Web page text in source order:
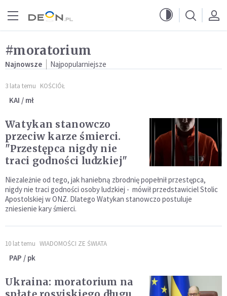
#moratorium
Najnowsze Najpopularniejsze
3 lata temu KOŚCIÓŁ
KAI / mł
Watykan stanowczo
przeciw karze śmierci.
"Przestępca nigdy nie
traci godności ludzkiej"
Niezależnie od tego, jak haniebną zbrodnię popełnił przestępca,
nigdy nie traci godności osoby ludzkiej - mówił przedstawiciel Stolic
Apostolskiej w ONZ. Dlatego Watykan stanowczo postuluje
zniesienie kary śmierci.
10 lat temu WIADOMOŚCI ZE ŚWIATA
PAP / pk
Ukraina: moratorium na